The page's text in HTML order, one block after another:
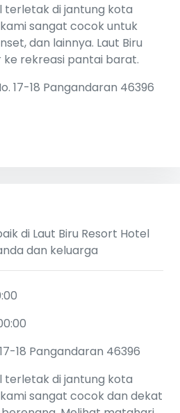
terletak di jantung kota
sangat cocok untuk
dan lainnya. Laut Biru
rekreasi pantai barat.
17-18 Pangandaran 46396
di Laut Biru Resort Hotel
dan keluarga
18 Pangandaran 46396
terletak di jantung kota
sangat cocok dan dekat